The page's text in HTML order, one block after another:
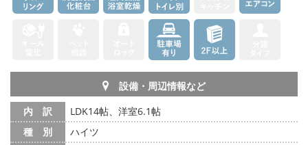
設備・周辺情報など
内 訳
LDK14帖、洋室6.1帖
種 別
ハイツ